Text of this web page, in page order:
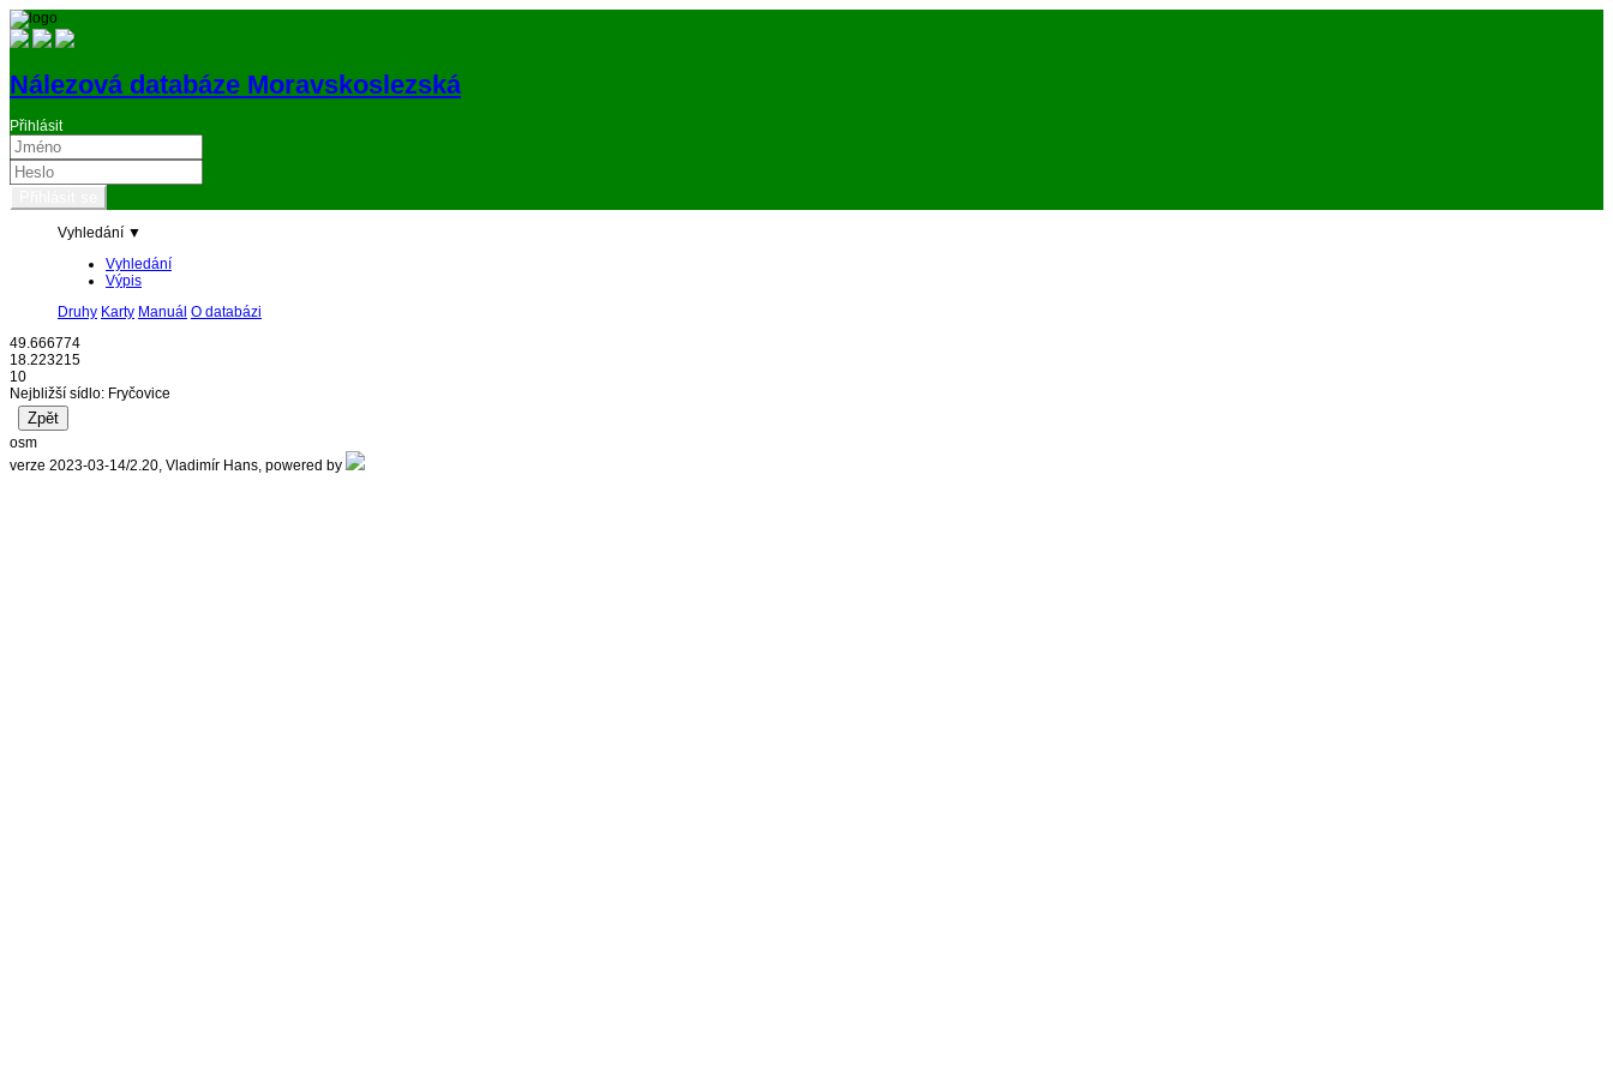
Nálezová databáze Moravskoslezská
Přihlásit
Vyhledání ▼
Vyhledání
Výpis
Druhy Karty Manuál O databázi
49.666774
18.223215
10
Nejbližší sídlo: Fryčovice
osm
verze 2023-03-14/2.20, Vladimír Hans, powered by